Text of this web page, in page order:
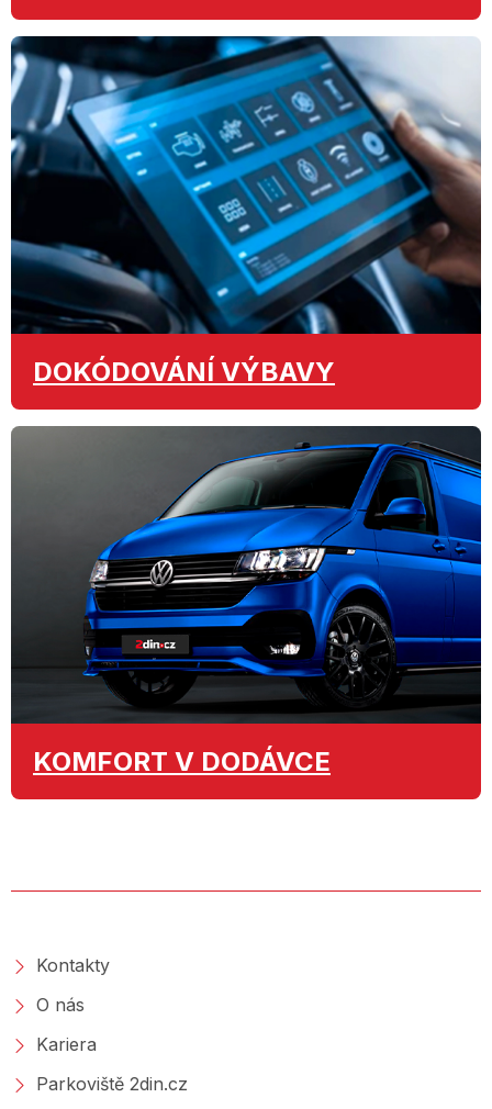
DOKÓDOVÁNÍ VÝBAVY
KOMFORT V DODÁVCE
Kontakty
O nás
Kariera
Parkoviště 2din.cz